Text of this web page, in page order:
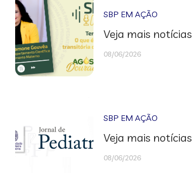
SBP EM AÇÃO
Veja mais notícias
08/06/2026
SBP EM AÇÃO
Veja mais notícias
08/06/2026